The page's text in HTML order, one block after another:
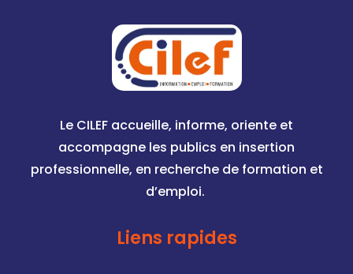
Le CILEF accueille, informe, oriente et
accompagne les publics en insertion
professionnelle, en recherche de formation et
d’emploi.
Liens rapides